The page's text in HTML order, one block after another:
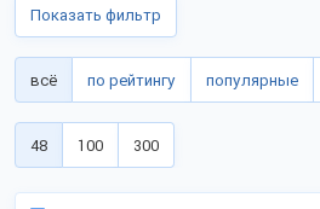
Показать фильтр
всё по рейтингу популярные
48 100 300